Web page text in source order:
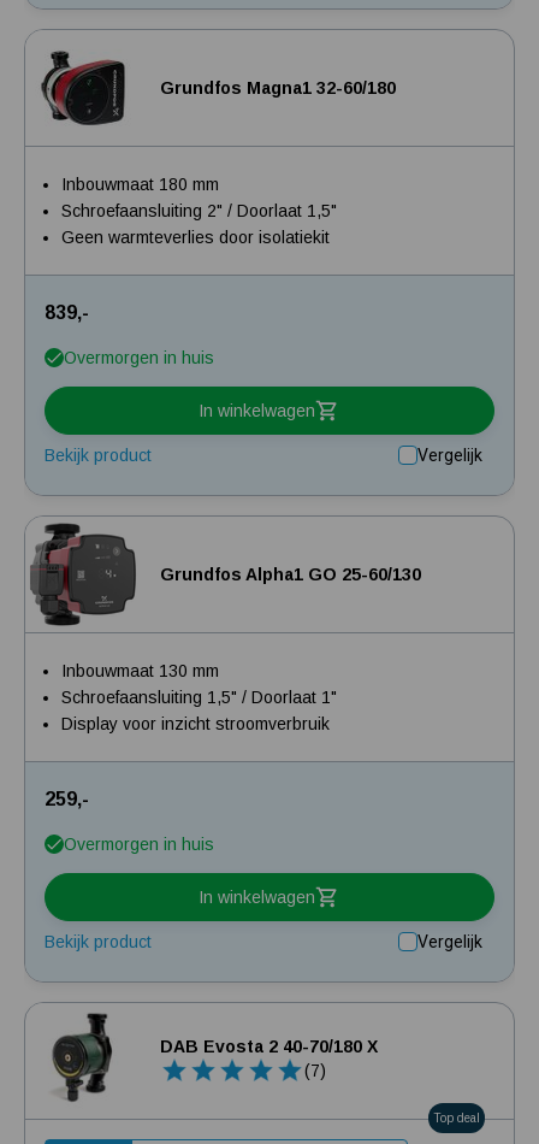
Grundfos Magna1 32-60/180
Inbouwmaat 180 mm
Schroefaansluiting 2" / Doorlaat 1,5"
Geen warmteverlies door isolatiekit
839,-
Overmorgen in huis
In winkelwagen
Bekijk product Vergelijk
Grundfos Alpha1 GO 25-60/130
Inbouwmaat 130 mm
Schroefaansluiting 1,5" / Doorlaat 1"
Display voor inzicht stroomverbruik
259,-
Overmorgen in huis
In winkelwagen
Bekijk product Vergelijk
DAB Evosta 2 40-70/180 X
(7)
Top deal